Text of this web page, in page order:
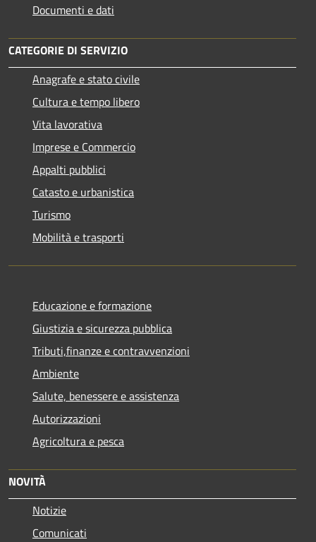
Documenti e dati
CATEGORIE DI SERVIZIO
Anagrafe e stato civile
Cultura e tempo libero
Vita lavorativa
Imprese e Commercio
Appalti pubblici
Catasto e urbanistica
Turismo
Mobilità e trasporti
Educazione e formazione
Giustizia e sicurezza pubblica
Tributi,finanze e contravvenzioni
Ambiente
Salute, benessere e assistenza
Autorizzazioni
Agricoltura e pesca
NOVITÀ
Notizie
Comunicati